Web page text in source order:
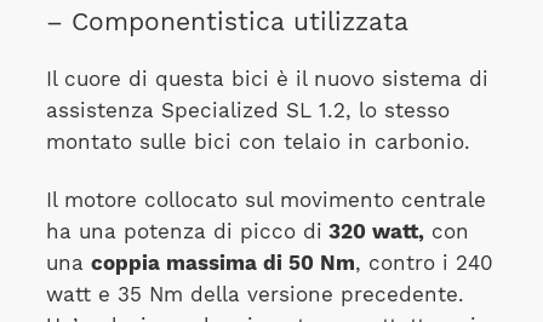
– Componentistica utilizzata
Il cuore di questa bici è il nuovo sistema di
assistenza Specialized SL 1.2, lo stesso
montato sulle bici con telaio in carbonio.
Il motore collocato sul movimento centrale
ha una potenza di picco di 320 watt,con
una coppia massima di 50 Nm, contro i 240
watt e 35 Nm della versione precedente.